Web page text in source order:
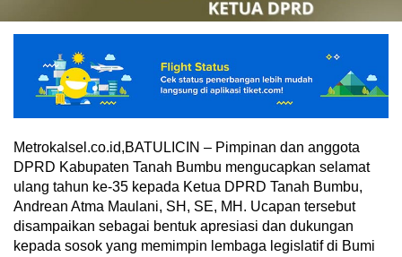
Metrokalsel.co.id,BATULICIN – Pimpinan dan anggota
DPRD Kabupaten Tanah Bumbu mengucapkan selamat
ulang tahun ke-35 kepada Ketua DPRD Tanah Bumbu,
Andrean Atma Maulani, SH, SE, MH. Ucapan tersebut
disampaikan sebagai bentuk apresiasi dan dukungan
kepada sosok yang memimpin lembaga legislatif di Bumi